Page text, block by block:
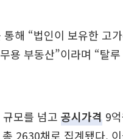
해 “법인이 보유한 고
용 부동산”이라며 “탈
모를 넘고 공시가격 9
2630채로 집계됐다.